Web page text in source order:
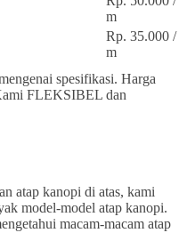
m
Rp. 35.000 /
m
spesifikasi. Harga
FLEKSIBEL dan
atap kanopi di atas, kami
model-model atap kanopi.
macam-macam atap